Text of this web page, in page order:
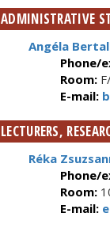
ADMINISTRATIVE
Angéla
Phone/
Room:
E-mail:
LECTURERS,
Réka
Phone/
Room:
E-mail: